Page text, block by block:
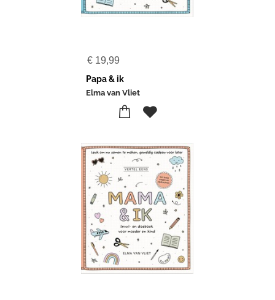
€ 19,99
Papa & ik
Elma van Vliet